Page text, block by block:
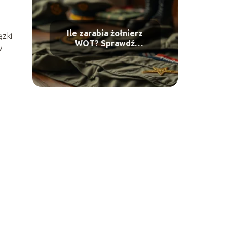
Ile zarabia żołnierz
WOT? Sprawdź
aktualne
wynagrodzenia!